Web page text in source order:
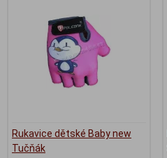
Rukavice dětské Baby new
Tučňák